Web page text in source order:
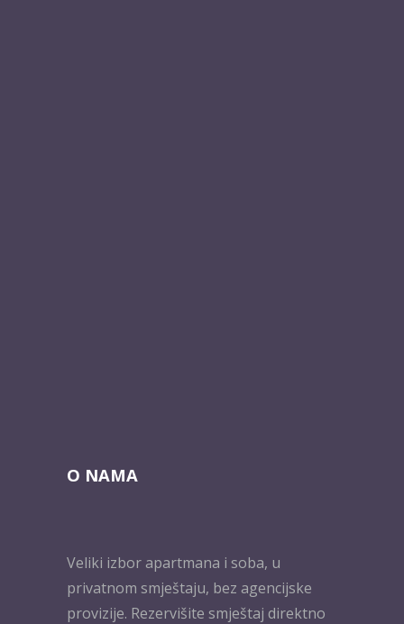
O NAMA
Veliki izbor apartmana i soba, u
privatnom smještaju, bez agencijske
provizije. Rezervišite smještaj direktno